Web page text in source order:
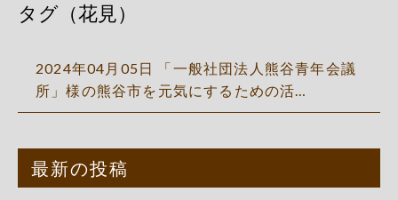
タグ（花見）
2024年04月05日 「一般社団法人熊谷青年会議
所」様の熊谷市を元気にするための活…
最新の投稿